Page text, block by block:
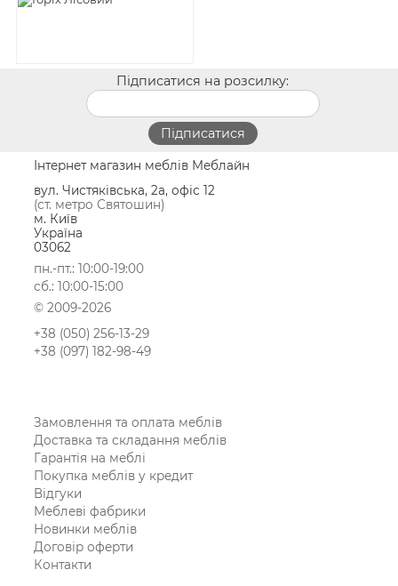
Підписатися на розсилку:
Інтернет магазин меблів Меблайн
вул. Чистяківська, 2а, офіс 12
(ст. метро Святошин)
м. Київ
Україна
03062
пн.-пт.: 10:00-19:00
сб.: 10:00-15:00
© 2009-2026
+38 (050) 256-13-29
+38 (097) 182-98-49
Замовлення та оплата меблів
Доставка та складання меблів
Гарантія на меблі
Покупка меблів у кредит
Відгуки
Меблеві фабрики
Новинки меблів
Договір оферти
Контакти